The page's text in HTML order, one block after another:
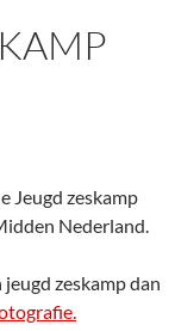
Jeugd zeskamp
Nederland.
zeskamp dan